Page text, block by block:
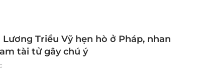
Lương Triều Vỹ hẹn hò ở Pháp, nhan
tài tử gây chú ý